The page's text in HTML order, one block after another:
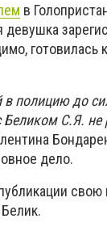
в
девушка
в полицию до
Беликом С.Я.
дело.